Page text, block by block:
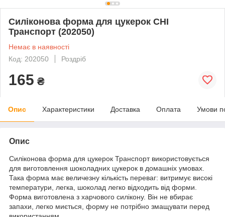
Силіконова форма для цукерок CHI
Транспорт (202050)
Немає в наявності
Код: 202050
Роздріб
165 ₴
Опис Характеристики Доставка Оплата Умови
Опис
Силіконова форма для цукерок Транспорт використовується
для виготовлення шоколадних цукерок в домашніх умовах.
Така форма має величезну кількість переваг: витримує високі
температури, легка, шоколад легко відходить від форми.
Форма виготовлена ​​з харчового силікону. Він не вбирає
запахи, легко миється, форму не потрібно змащувати перед